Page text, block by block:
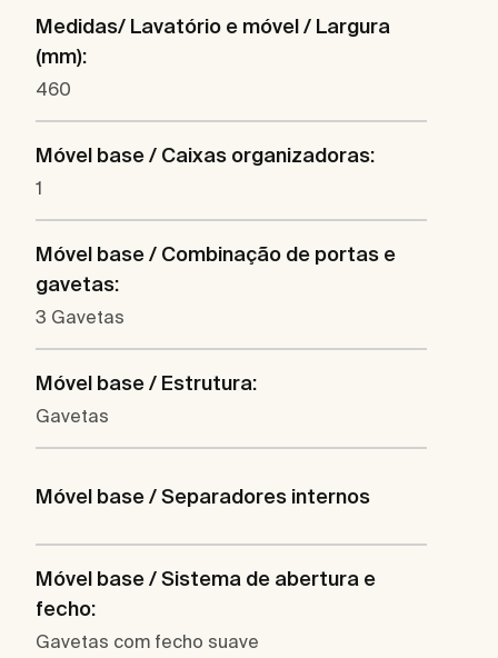
Medidas/ Lavatório e móvel / Largura
(mm):
460
Móvel base / Caixas organizadoras:
1
Móvel base / Combinação de portas e
gavetas:
3 Gavetas
Móvel base / Estrutura:
Gavetas
Móvel base / Separadores internos
Móvel base / Sistema de abertura e
fecho:
Gavetas com fecho suave